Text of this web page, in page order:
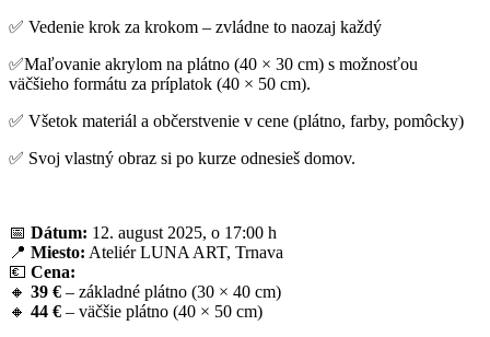
✅ Vedenie krok za krokom – zvládne to naozaj každý
✅Maľovanie akrylom na plátno (40 × 30 cm) s možnosťou
väčšieho formátu za príplatok (40 × 50 cm).
✅ Všetok materiál a občerstvenie v cene (plátno, farby, pomôcky)
✅ Svoj vlastný obraz si po kurze odnesieš domov.
📅 Dátum: 12. august 2025, o 17:00 h
📍 Miesto: Ateliér LUNA ART, Trnava
💶 Cena:
🔸 39 € – základné plátno (30 × 40 cm)
🔸 44 € – väčšie plátno (40 × 50 cm)